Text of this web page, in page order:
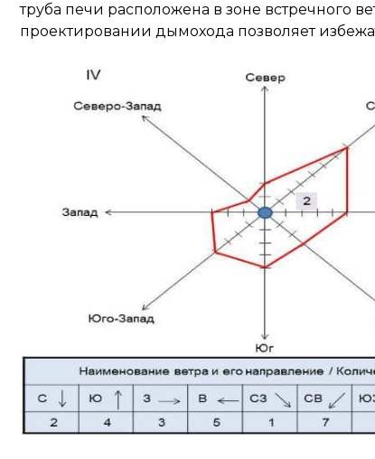
труба печи расположена в зоне встречного
проектировании дымохода позволяет